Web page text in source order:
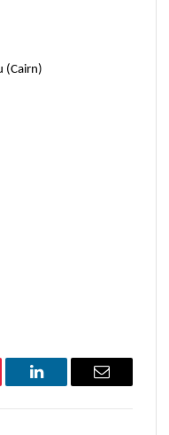
(Cairn)
LinkedIn Email